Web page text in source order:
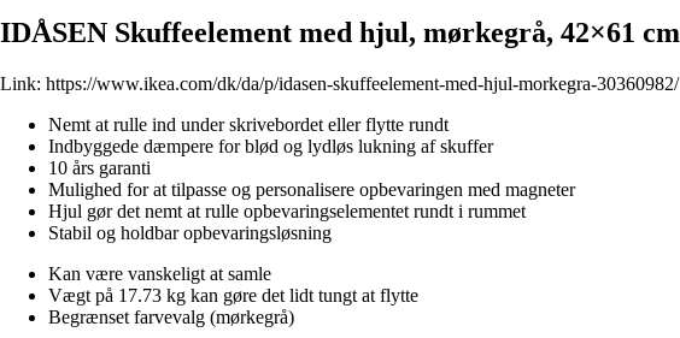
IDÅSEN Skuffeelement med hjul, mørkegrå, 42×61 cm
Link: https://www.ikea.com/dk/da/p/idasen-skuffeelement-med-hjul-morkegra-30360982/
Nemt at rulle ind under skrivebordet eller flytte rundt
Indbyggede dæmpere for blød og lydløs lukning af skuffer
10 års garanti
Mulighed for at tilpasse og personalisere opbevaringen med magneter
Hjul gør det nemt at rulle opbevaringselementet rundt i rummet
Stabil og holdbar opbevaringsløsning
Kan være vanskeligt at samle
Vægt på 17.73 kg kan gøre det lidt tungt at flytte
Begrænset farvevalg (mørkegrå)